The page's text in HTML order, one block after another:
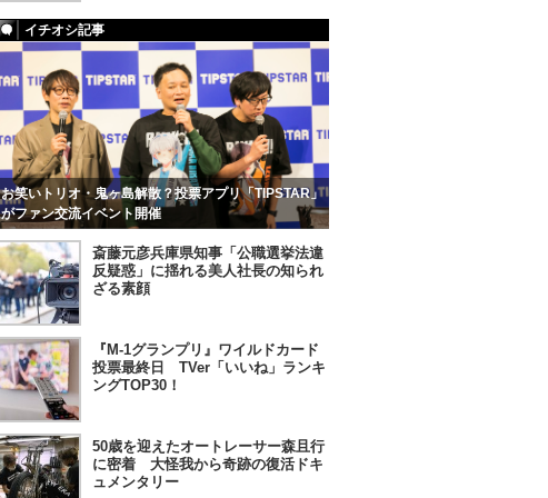
イチオシ記事
お笑いトリオ・鬼ヶ島解散？投票アプリ「TIPSTAR」
がファン交流イベント開催
斎藤元彦兵庫県知事「公職選挙法違
反疑惑」に揺れる美人社長の知られ
ざる素顔
『M-1グランプリ』ワイルドカード
投票最終日 TVer「いいね」ランキ
ングTOP30！
50歳を迎えたオートレーサー森且行
に密着 大怪我から奇跡の復活ドキ
ュメンタリー